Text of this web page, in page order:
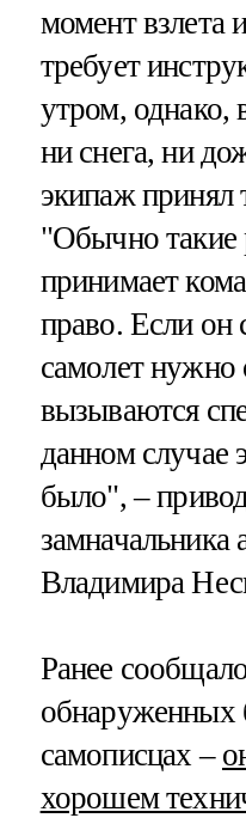
момент взлета
требует
утром,
ни снега, ни
экипаж принял
"Обычно такие
принимает
право. Если он
самолет нужно
вызываются
данном случае
было", –
Владимира
Ранее
обнаруженных
самописцах –
хорошем